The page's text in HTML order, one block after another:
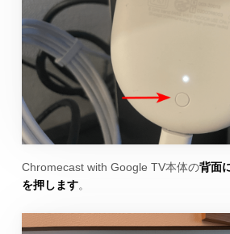
Chromecast with Google TV本体の背面
を押します。